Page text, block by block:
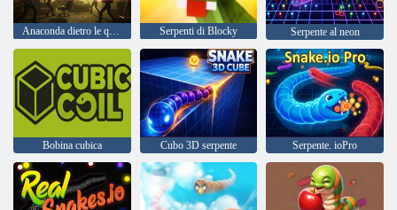
Anaconda dietro le quinte Serpenti di Blocky Serpente al neon
Bobina cubica Cubo 3D serpente Serpente. ioPro